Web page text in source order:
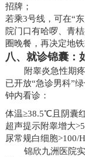
招牌；
若乘3号线，可在“
院门口有哈啰、青
圈晚餐，再决定地铁
八、就诊锦囊：
附睾炎急性期
已开放“急诊男科”
钟内看诊：
体温≥38.5℃且阴囊
超声提示附睾增大
尿常规白细胞>100/
锦欣九洲医院